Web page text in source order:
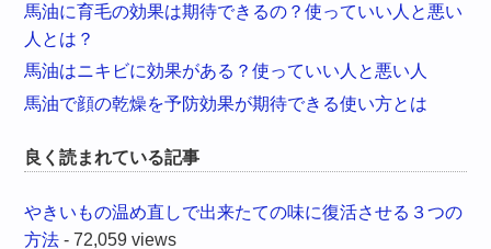
馬油に育毛の効果は期待できるの？使っていい人と悪い
人とは？
馬油はニキビに効果がある？使っていい人と悪い人
馬油で顔の乾燥を予防効果が期待できる使い方とは
良く読まれている記事
やきいもの温め直しで出来たての味に復活させる３つの
方法 - 72,059 views